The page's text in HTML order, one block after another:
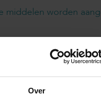
Over
middelen worden